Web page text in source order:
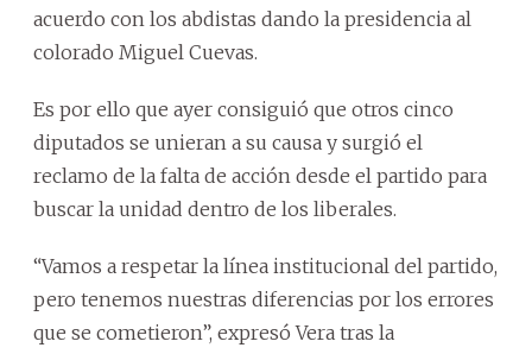
acuerdo con los abdistas dando la presidencia al
colorado Miguel Cuevas.
Es por ello que ayer consiguió que otros cinco
diputados se unieran a su causa y surgió el
reclamo de la falta de acción desde el partido para
buscar la unidad dentro de los liberales.
“Vamos a respetar la línea institucional del partido,
pero tenemos nuestras diferencias por los errores
que se cometieron”, expresó Vera tras la